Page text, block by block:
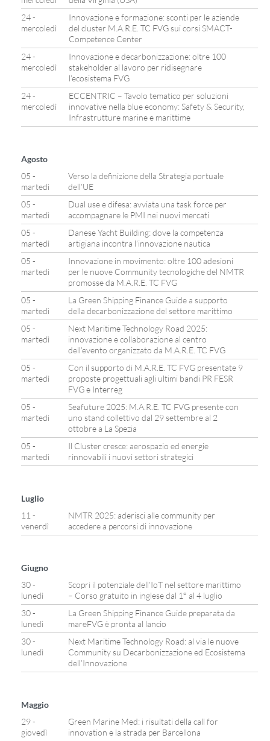
24 -
mercoledì
Innovazione e formazione: sconti per le aziende
del cluster M.A.R.E. TC FVG sui corsi SMACT-
Competence Center
24 -
mercoledì
Innovazione e decarbonizzazione: oltre 100
stakeholder al lavoro per ridisegnare
l’ecosistema FVG
24 -
mercoledì
ECCENTRIC – Tavolo tematico per soluzioni
innovative nella blue economy: Safety & Security,
Infrastrutture marine e marittime
Agosto
05 -
martedì
Verso la definizione della Strategia portuale
dell’UE
05 -
martedì
Dual use e difesa: avviata una task force per
accompagnare le PMI nei nuovi mercati
05 -
martedì
Danese Yacht Building: dove la competenza
artigiana incontra l’innovazione nautica
05 -
martedì
Innovazione in movimento: oltre 100 adesioni
per le nuove Community tecnologiche del NMTR
promosse da M.A.R.E. TC FVG
05 -
martedì
La Green Shipping Finance Guide a supporto
della decarbonizzazione del settore marittimo
05 -
martedì
Next Maritime Technology Road 2025:
innovazione e collaborazione al centro
dell’evento organizzato da M.A.R.E. TC FVG
05 -
martedì
Con il supporto di M.A.R.E. TC FVG presentate 9
proposte progettuali agli ultimi bandi PR FESR
FVG e Interreg
05 -
martedì
Seafuture 2025: M.A.R.E. TC FVG presente con
uno stand collettivo dal 29 settembre al 2
ottobre a La Spezia
05 -
martedì
Il Cluster cresce: aerospazio ed energie
rinnovabili i nuovi settori strategici
Luglio
11 -
venerdì
NMTR 2025: aderisci alle community per
accedere a percorsi di innovazione
Giugno
30 -
lunedì
Scopri il potenziale dell’IoT nel settore marittimo
– Corso gratuito in inglese dal 1° al 4 luglio
30 -
lunedì
La Green Shipping Finance Guide preparata da
mareFVG è pronta al lancio
30 -
lunedì
Next Maritime Technology Road: al via le nuove
Community su Decarbonizzazione ed Ecosistema
dell’Innovazione
Maggio
29 -
giovedì
Green Marine Med: i risultati della call for
innovation e la strada per Barcellona